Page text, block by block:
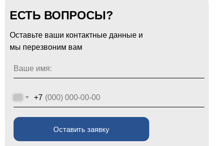
Ваше имя:
+7
Оставить заявку
ЕСТЬ ВОПРОСЫ?
Оставьте ваши контактные данные и
мы перезвоним вам